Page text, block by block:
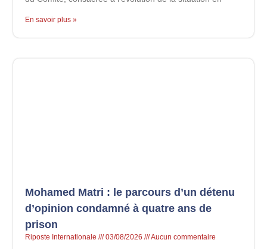
En savoir plus »
Mohamed Matri : le parcours d’un détenu
d’opinion condamné à quatre ans de
prison
Riposte Internationale 03/08/2026 Aucun commentaire